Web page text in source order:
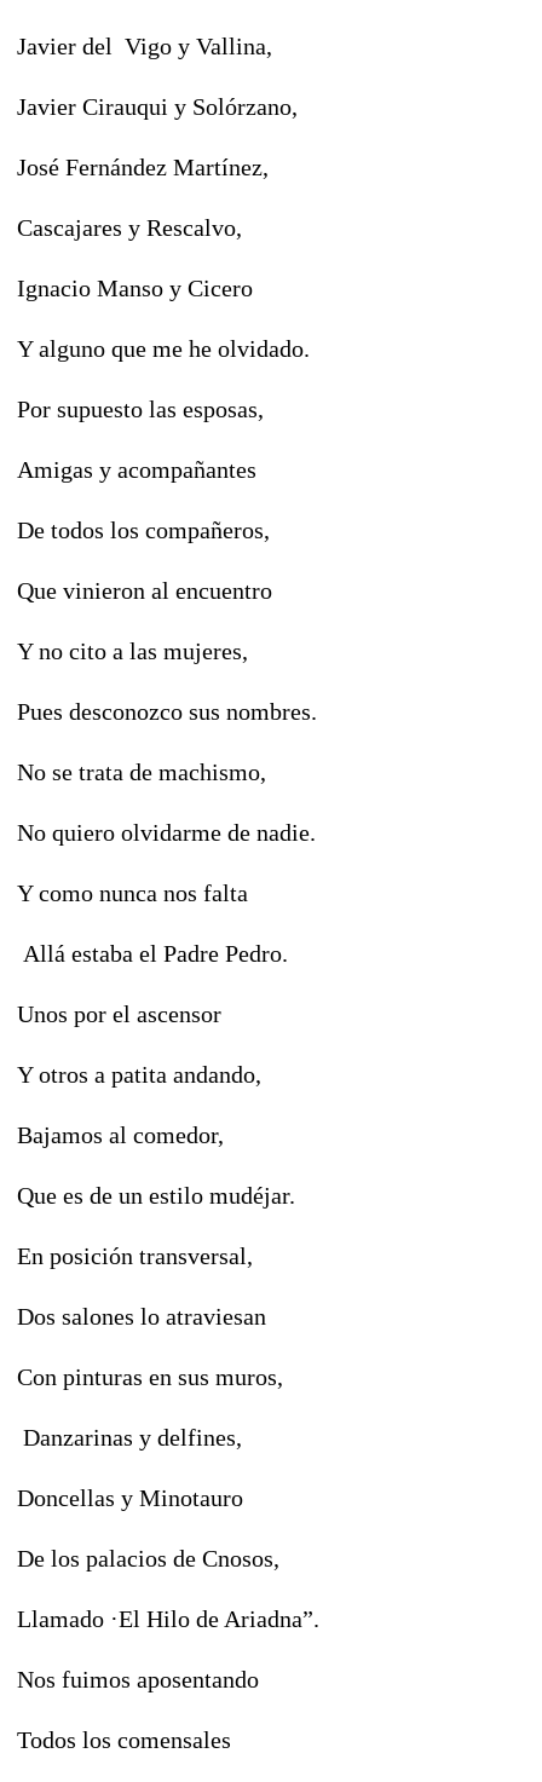
Javier del Vigo y Vallina,
Javier Cirauqui y Solórzano,
José Fernández Martínez,
Cascajares y Rescalvo,
Ignacio Manso y Cicero
Y alguno que me he olvidado.
Por supuesto las esposas,
Amigas y acompañantes
De todos los compañeros,
Que vinieron al encuentro
Y no cito a las mujeres,
Pues desconozco sus nombres.
No se trata de machismo,
No quiero olvidarme de nadie.
Y como nunca nos falta
Allá estaba el Padre Pedro.
Unos por el ascensor
Y otros a patita andando,
Bajamos al comedor,
Que es de un estilo mudéjar.
En posición transversal,
Dos salones lo atraviesan
Con pinturas en sus muros,
Danzarinas y delfines,
Doncellas y Minotauro
De los palacios de Cnosos,
Llamado ·El Hilo de Ariadna”.
Nos fuimos aposentando
Todos los comensales